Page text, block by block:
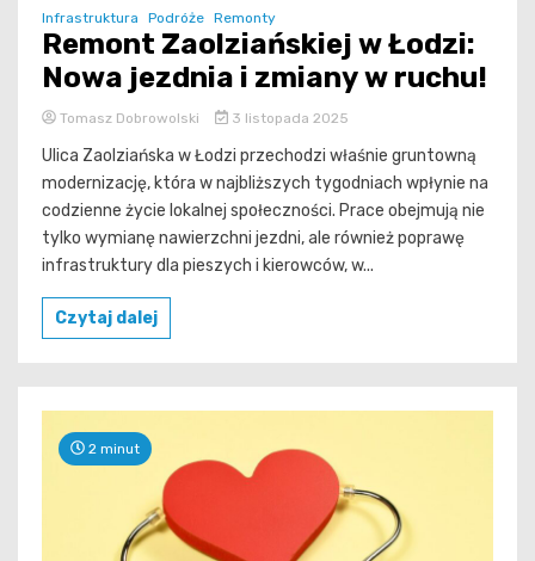
Infrastruktura Podróże Remonty
Remont Zaolziańskiej w Łodzi:
Nowa jezdnia i zmiany w ruchu!
Tomasz Dobrowolski 3 listopada 2025
Ulica Zaolziańska w Łodzi przechodzi właśnie gruntowną
modernizację, która w najbliższych tygodniach wpłynie na
codzienne życie lokalnej społeczności. Prace obejmują nie
tylko wymianę nawierzchni jezdni, ale również poprawę
infrastruktury dla pieszych i kierowców, w...
Czytaj dalej
2 minut